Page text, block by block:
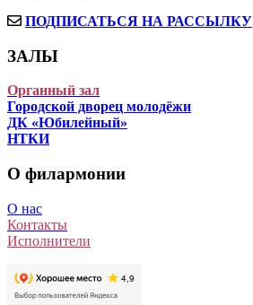
ПОДПИСАТЬСЯ НА РАССЫЛКУ
ЗАЛЫ
Органный зал
Городской дворец молодёжи
ДК «Юбилейный»
НТКИ
О филармонии
О нас
Контакты
Исполнители